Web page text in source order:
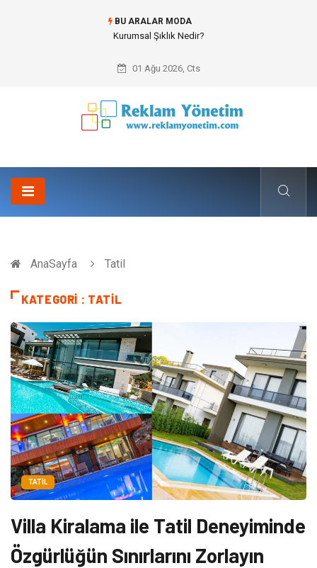
BU ARALAR MODA
Bitumen storage tank (Bitüm depolama tankı) ile Endüstriyel Tesislerde
01 Ağu 2026, Cts
AnaSayfa Tatil
KATEGORI : TATIL
TATIL
Villa Kiralama ile Tatil Deneyiminde
Özgürlüğün Sınırlarını Zorlayın